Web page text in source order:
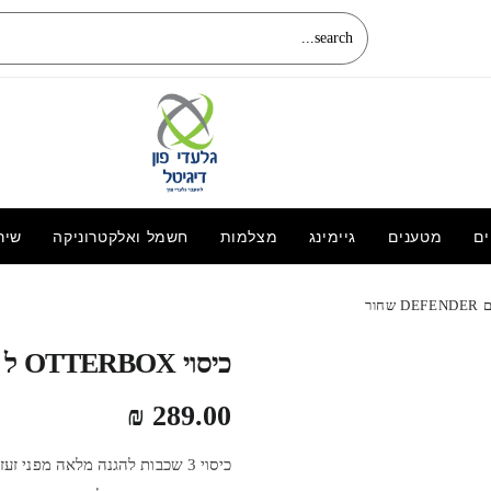
מטענים גיימינג מצלמות חשמל ואלקטרוניקה
כיסוי OTTERBOX ל GALAXY S21 דגם DEFENDER שחור
₪ 289.00
(משטח טעינה למכשירי סלולר, מטען שעון,